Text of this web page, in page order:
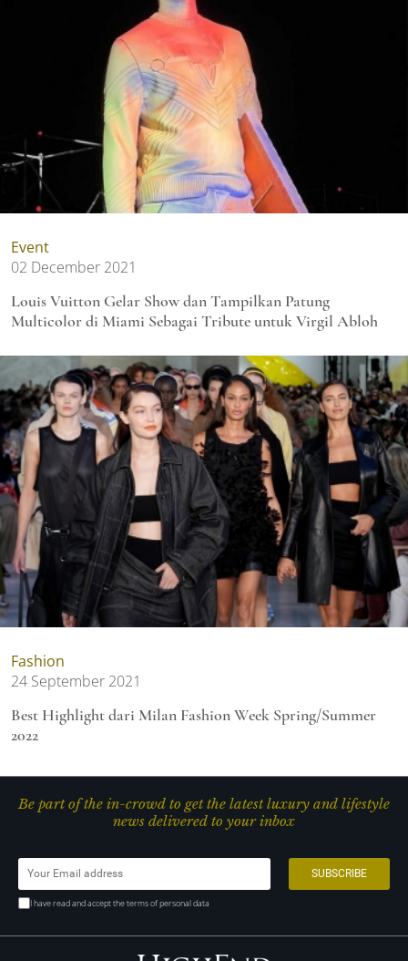
Event
02 December 2021
Louis Vuitton Gelar Show dan Tampilkan Patung
Multicolor di Miami Sebagai Tribute untuk Virgil Abloh
Fashion
24 September 2021
Best Highlight dari Milan Fashion Week Spring/Summer
2022
Be part of the in-crowd to get the latest luxury and lifestyle
news delivered to your inbox
I have read and accept the terms of personal data